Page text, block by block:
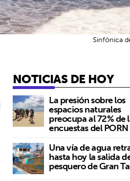
Sinfónica
NOTICIAS DE HOY
La presión sobre los
espacios naturales
preocupa al 72% de
encuestas del PORN
Una vía de agua
hasta hoy la salida
pesquero de Gran